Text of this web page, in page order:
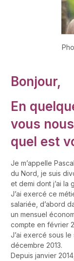
Bonjour,
En
vous
quel est
Je m’appelle
du Nord, je suis
et demi dont j’ai la
J’ai exercé ce
salariée, d’abord
un mensuel
compte en février
J’ai exercé sous le
décembre 2013.
Depuis janvier